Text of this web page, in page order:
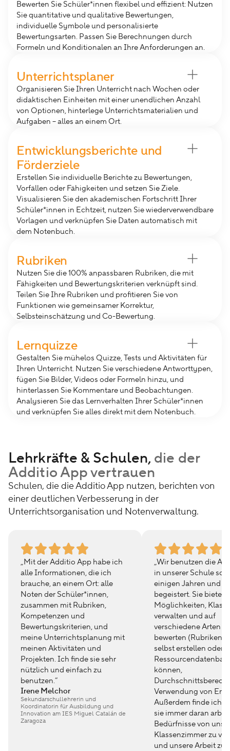
Bewerten Sie Schüler*innen flexibel und effizient: Nutzen
Sie quantitative und qualitative Bewertungen,
individuelle Symbole und personalisierte
Bewertungsarten. Passen Sie Berechnungen durch
Formeln und Konditionalen an Ihre Anforderungen an.
Spare Zeit und lasse Noten automatisch und nach
deinen Vorgaben berechnen
Fördere individuell
Überblicke Stärken, Entwicklungsberichte und
Förderpotenziale.
Unterrichtsplaner
Organisieren Sie Ihren Unterricht nach Wochen oder
didaktischen Einheiten mit einer unendlichen Anzahl
von Optionen, hinterlege Unterrichtsmaterialien und
Aufgaben – alles an einem Ort.
Mit den didaktischen Einheiten und Projekten, die
du im Notenbuch erstellt hast
Teilbar
Mit einzelnen Lehrkräften, Vetretungspersonen oder
der Schulleitung.
Entwicklungsberichte und
Förderziele
Erstellen Sie individuelle Berichte zu Bewertungen,
Vorfällen oder Fähigkeiten und setzen Sie Ziele.
Visualisieren Sie den akademischen Fortschritt Ihrer
Schüler*innen in Echtzeit, nutzen Sie wiederverwendbare
Vorlagen und verknüpfen Sie Daten automatisch mit
dem Notenbuch.
Schüler*innen nach Fächern – für eine gezielte
Förderung.
Flexibel abrufen
Erstelle mühelos Gruppen- oder Einzelberichte und
behalte den Überblick über den Lernstand jeder
Schüler*in.
Rubriken
Nutzen Sie die 100% anpassbaren Rubriken, die mit
Fähigkeiten und Bewertungskriterien verknüpft sind.
Teilen Sie Ihre Rubriken und profitieren Sie von
Funktionen wie gemeinsamer Korrektur,
Selbsteinschätzung und Co-Bewertung.
Gestalte Rubriken nach deinen Bedürfnissen und
verknüpfe sie direkt mit Kompetenzen und
Bewertungskriterien.
Praktisch
Ermöglicht eine formative Bewertung, die einfach
druckbar und exportierbar ist
Lernquizze
Gestalten Sie mühelos Quizze, Tests und Aktivitäten für
Ihren Unterricht. Nutzen Sie verschiedene Antworttypen,
fügen Sie Bilder, Videos oder Formeln hinzu, und
hinterlassen Sie Kommentare und Beobachtungen.
Analysieren Sie das Lernverhalten Ihrer Schüler*innen
und verknüpfen Sie alles direkt mit dem Notenbuch.
Analyse und Kooperation
Erhalte wertvolle Lernanalysen und teile deine
Materialien schnell mit Kolleg*innen.
Lehrkräfte & Schulen, die der
Additio App vertrauen
Schulen, die die Additio App nutzen, berichten von
einer deutlichen Verbesserung in der
Unterrichtsorganisation und Notenverwaltung.
„Mit der Additio App habe ich
alle Informationen, die ich
brauche, an einem Ort: alle
Noten der Schüler*innen,
zusammen mit Rubriken,
Kompetenzen und
Bewertungskriterien, und
meine Unterrichtsplanung mit
meinen Aktivitäten und
Projekten. Ich finde sie sehr
nützlich und einfach zu
benutzen.”
Irene Melchor
Sekundarschullehrerin und
Koordinatorin für Ausbildung und
Innovation am IES Miguel Catalán de
Zaragoza
„Wir benutzen die
in unserer Schule
einigen Jahren und
begeistert. Sie bietet
Möglichkeiten,
verwalten und auf
verschiedene Arten zu
bewerten (Rubriken,
selbst erstellen oder
können,
Verwendung von
Außerdem finde ich
sie immer daran
Bedürfnisse von uns
Klassenzimmer zu
und unsere Arbeit zu